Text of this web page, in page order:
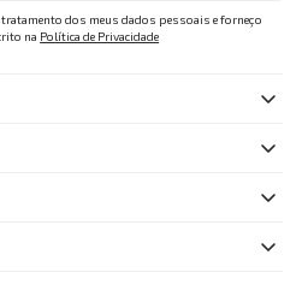
tratamento dos meus dados pessoais e forneço
na Política de Privacidade